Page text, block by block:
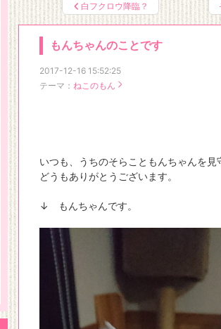
フリーライター
フリーライター熊谷あづ
観たもの・聴いたもの・読
白フクロウ降臨？
もんちゃんのことです
2017-12-16 15:52:25
テーマ： ねこのもん
いつも、うちのそらこともんちゃんを見
どうもありがとうございます。
↓ もんちゃんです。